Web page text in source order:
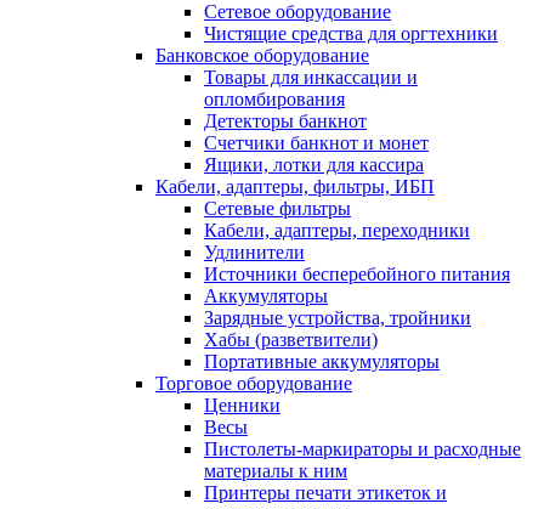
Сетевое оборудование
Чистящие средства для оргтехники
Банковское оборудование
Товары для инкассации и
опломбирования
Детекторы банкнот
Счетчики банкнот и монет
Ящики, лотки для кассира
Кабели, адаптеры, фильтры, ИБП
Сетевые фильтры
Кабели, адаптеры, переходники
Удлинители
Источники бесперебойного питания
Аккумуляторы
Зарядные устройства, тройники
Хабы (разветвители)
Портативные аккумуляторы
Торговое оборудование
Ценники
Весы
Пистолеты-маркираторы и расходные
материалы к ним
Принтеры печати этикеток и